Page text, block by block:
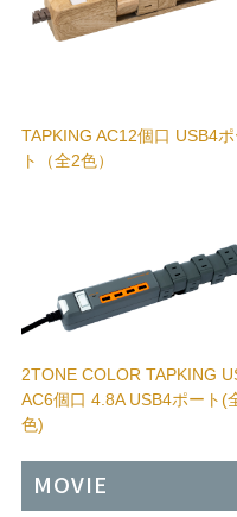
AC4個口 全11色
AC4個口 4.2A USB 2
AC2個口 2.4A USB2
ニュース
お問い合わせ
プライバシーポリシー
TAPKING AC12個口 USB4ポ
ト（全2色）
2TONE COLOR TAPKING
AC6個口 4.8A USB4ポート(
色)
MOVIE